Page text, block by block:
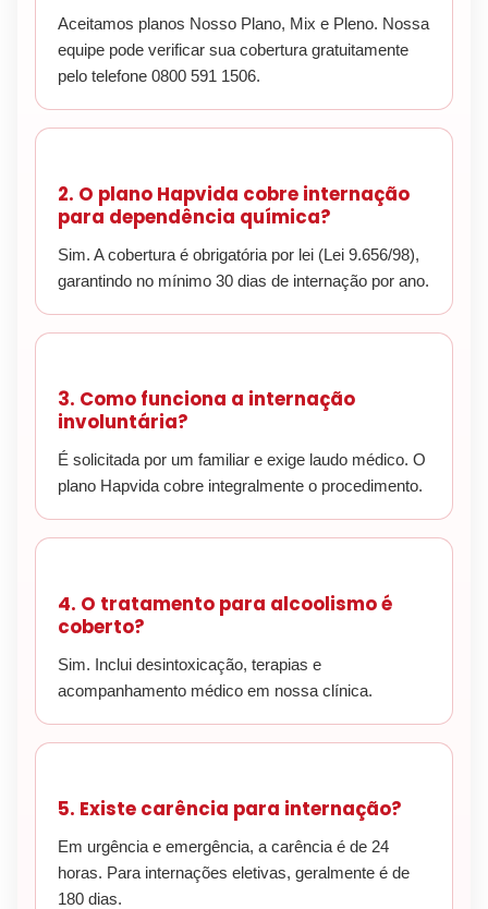
Aceitamos planos Nosso Plano, Mix e Pleno. Nossa
equipe pode verificar sua cobertura gratuitamente
pelo telefone 0800 591 1506.
2. O plano Hapvida cobre internação
para dependência química?
Sim. A cobertura é obrigatória por lei (Lei 9.656/98),
garantindo no mínimo 30 dias de internação por ano.
3. Como funciona a internação
involuntária?
É solicitada por um familiar e exige laudo médico. O
plano Hapvida cobre integralmente o procedimento.
4. O tratamento para alcoolismo é
coberto?
Sim. Inclui desintoxicação, terapias e
acompanhamento médico em nossa clínica.
5. Existe carência para internação?
Em urgência e emergência, a carência é de 24
horas. Para internações eletivas, geralmente é de
180 dias.